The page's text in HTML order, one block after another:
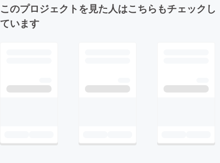
このプロジェクトを見た人はこちらもチェックし
ています